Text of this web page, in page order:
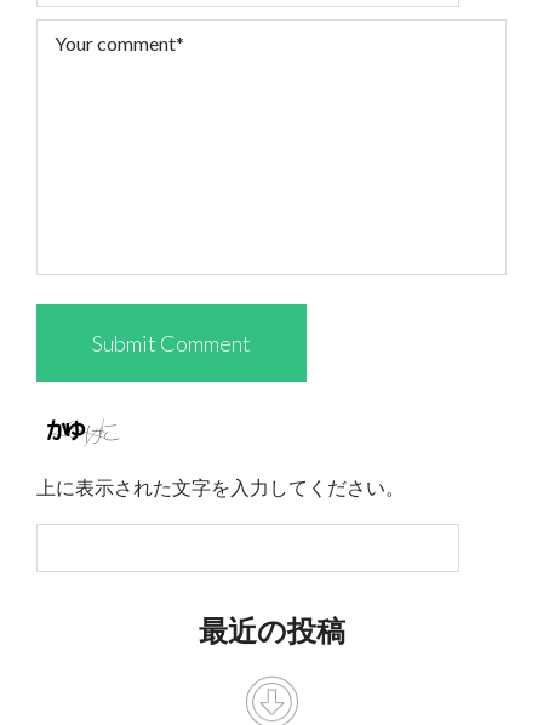
上に表示された文字を入力してください。
最近の投稿